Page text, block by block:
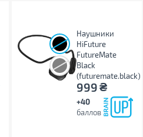
Наушники
HiFuture
FutureMate
Black
(futuremate.black)
999₴
+40
баллов